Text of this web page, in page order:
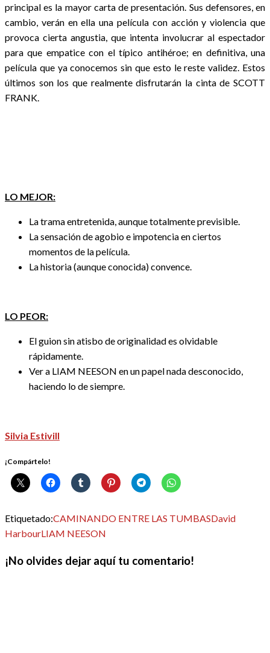
principal es la mayor carta de presentación. Sus defensores, en
cambio, verán en ella una película con acción y violencia que
provoca cierta angustia, que intenta involucrar al espectador
para que empatice con el típico antihéroe; en definitiva, una
película que ya conocemos sin que esto le reste validez. Estos
últimos son los que realmente disfrutarán la cinta de SCOTT
FRANK.
LO MEJOR:
La trama entretenida, aunque totalmente previsible.
La sensación de agobio e impotencia en ciertos
momentos de la película.
La historia (aunque conocida) convence.
LO PEOR:
El guion sin atisbo de originalidad es olvidable
rápidamente.
Ver a LIAM NEESON en un papel nada desconocido,
haciendo lo de siempre.
Silvia Estivill
¡Compártelo!
Etiquetado:CAMINANDO ENTRE LAS TUMBASDavid
HarbourLIAM NEESON
¡No olvides dejar aquí tu comentario!